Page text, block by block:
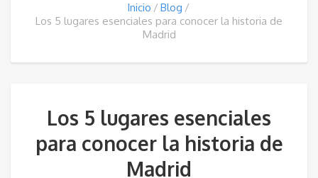
Inicio
Blog
Los 5 lugares esenciales para conocer la historia de
Madrid
Los 5 lugares esenciales
para conocer la historia de
Madrid